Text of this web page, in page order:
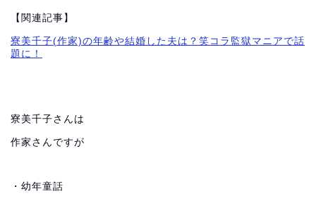
【関連記事】
寮美千子(作家)の年齢や結婚した夫は？笑コラ監獄マニアで話
題に！
寮美千子さんは
作家さんですが
・幼年童話